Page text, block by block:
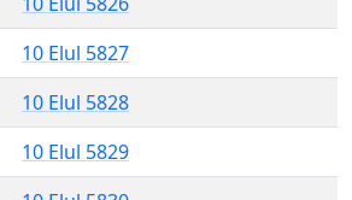
10 Elul 5827
10 Elul 5828
10 Elul 5829